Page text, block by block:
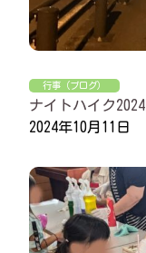
行事（ブログ）
ナイトハイク2024
2024年10月11日